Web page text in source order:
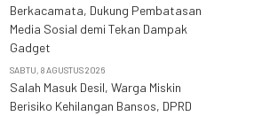
Berkacamata, Dukung Pembatasan
Media Sosial demi Tekan Dampak
Gadget
SABTU, 8 AGUSTUS 2026
Salah Masuk Desil, Warga Miskin
Berisiko Kehilangan Bansos, DPRD